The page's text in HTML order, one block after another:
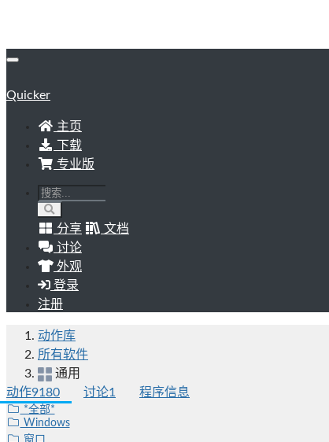
Quicker
主页
下载
专业版
分享
文档
讨论
外观
登录
注册
动作库
所有软件
通用
动作9180 讨论1 程序信息
*全部*
Windows
窗口